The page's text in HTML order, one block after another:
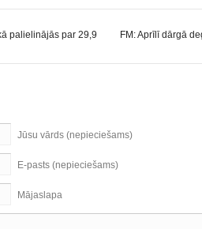
palielinājās par 29,9
FM: Aprīlī dārgā
Jūsu vārds (nepieciešams)
E-pasts (nepieciešams)
Mājaslapa